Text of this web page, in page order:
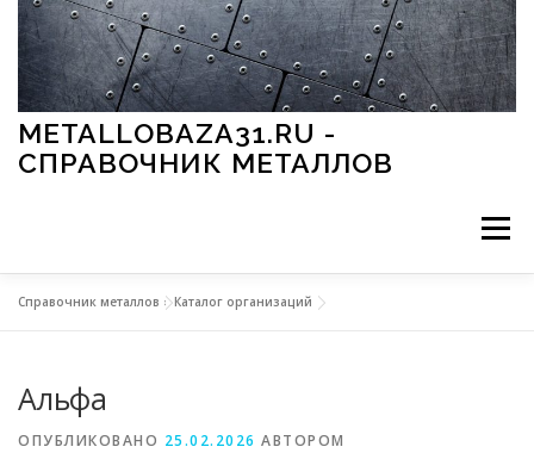
Перейти к содержимому
METALLOBAZA31.RU -
СПРАВОЧНИК МЕТАЛЛОВ
Меню
МЕТАЛЛЫ И ОКРУЖАЮЩАЯ СРЕДА
Справочник металлов »Каталог организаций
Альфа
ОПУБЛИКОВАНО 25.02.2026 АВТОРОМ